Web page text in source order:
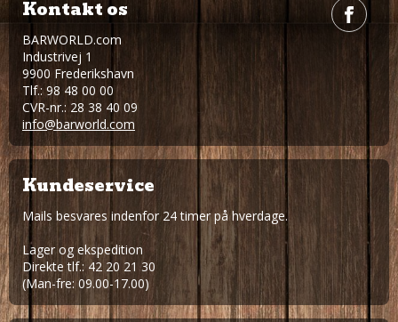
Kontakt os
BARWORLD.com
Industrivej 1
9900 Frederikshavn
Tlf.: 98 48 00 00
CVR-nr.: 28 38 40 09
info@barworld.com
Kundeservice
Mails besvares indenfor 24 timer på hverdage.
Lager og ekspedition
Direkte tlf.: 42 20 21 30
(Man-fre: 09.00-17.00)